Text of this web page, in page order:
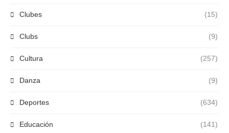
Clubes (15)
Clubs (9)
Cultura (257)
Danza (9)
Deportes (634)
Educación (141)